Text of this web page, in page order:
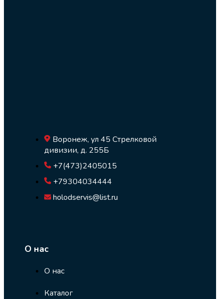
Воронеж, ул 45 Стрелковой
дивизии, д. 255Б
+7(473)2405015
+79304034444
holodservis@list.ru
О нас
О нас
Каталог